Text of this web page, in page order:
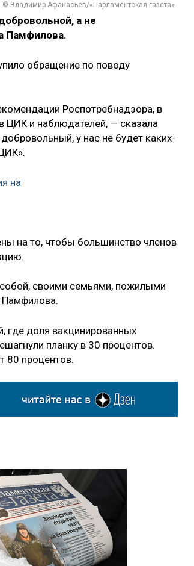
© Владимир Афанасьев/«Парламентская газета»
а не
Памфилова.
обращение по поводу
Роспотребнадзора, в
ЦИК и наблюдателей, — сказала
у нас не будет каких-
на
на то, чтобы большинство членов
своими семьями, пожилыми
Памфилова.
где доля вакцинированных
планку в 30 процентов.
80 процентов.